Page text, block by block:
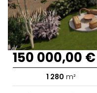
150 000,00 €
1 280 m²